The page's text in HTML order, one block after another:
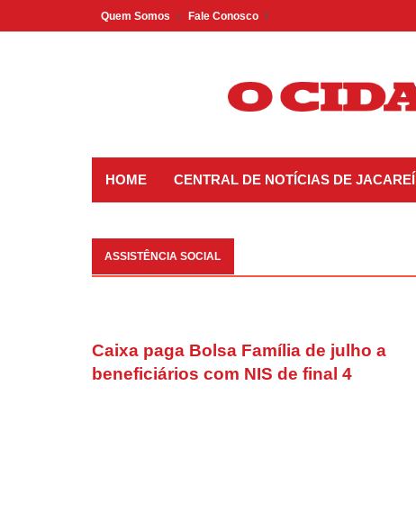
to
Quem Somos Fale Conosco
HOME CENTRAL DE NOTÍCIAS DE JACAREÍ
ASSISTÊNCIA SOCIAL
Caixa paga Bolsa Família de julho a
beneficiários com NIS de final 4